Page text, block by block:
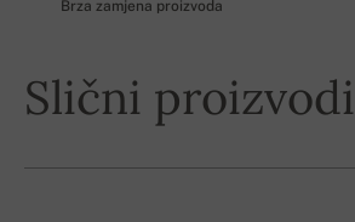
Brza zamjena proizvoda
Slični proizvodi